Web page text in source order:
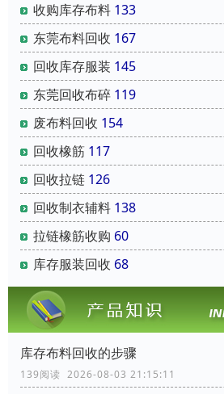
收购库存布料 133
东莞布料回收 167
回收库存服装 145
东莞回收布碎 119
废布料回收 154
回收橡筋 117
回收拉链 126
回收制衣辅料 138
拉链橡筋收购 60
库存服装回收 68
库存布料回收的步骤
139阅读 2026-08-03 21:15:11